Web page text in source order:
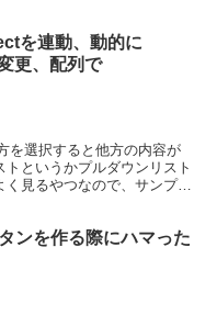
を連動、動的に
更、配列で
を選択すると他方の内容が
というかプルダウンリスト
く見るやつなので、サンプル
ンを作る際にハマった